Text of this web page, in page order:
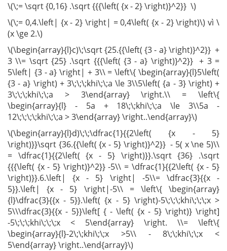
\(\;= \sqrt {0,16} .\sqrt {{{\left( {x - 2} \right)}^2}} \)
\(\;= 0,4.\left| {x - 2} \right| = 0,4\left( {x - 2} \right)\) vì \
(x \ge 2.\)
\(\begin{array}{l}c)\;\sqrt {25.{{\left( {3 - a} \right)}^2}} +
3 \\= \sqrt {25} .\sqrt {{{\left( {3 - a} \right)}^2}} + 3 =
5\left| {3 - a} \right| + 3\\ = \left\{ \begin{array}{l}5\left(
{3 - a} \right) + 3\;\;\;khi\;\;a \le 3\\5\left( {a - 3} \right) +
3\;\;\;khi\;\;a > 3\end{array} \right.\\ = \left\{
\begin{array}{l} - 5a + 18\;\;khi\;\;a \le 3\\5a -
12\;\;\;\;khi\;\;a > 3\end{array} \right..\end{array}\)
\(\begin{array}{l}d)\;\;\dfrac{1}{{2\left( {x - 5}
\right)}}\sqrt {36.{{\left( {x - 5} \right)}^2}} - 5( x \ne 5)\\
= \dfrac{1}{{2\left( {x - 5} \right)}}.\sqrt {36} .\sqrt
{{{\left( {x - 5} \right)}^2}} -5\\ = \dfrac{1}{{2\left( {x - 5}
\right)}}.6.\left| {x - 5} \right| -5\\= \dfrac{3}{{x -
5}}.\left| {x - 5} \right|-5\\ = \left\{ \begin{array}
{l}\dfrac{3}{{x - 5}}.\left( {x - 5} \right)-5\;\;\;khi\;\;\;x >
5\\\dfrac{3}{{x - 5}}\left[ { - \left( {x - 5} \right)} \right]
-5\;\;\;khi\;\;\;x < 5\end{array} \right. \\= \left\{
\begin{array}{l}-2\;\;khi\;\;x >5\\ - 8\;\;khi\;\;x <
5\end{array} \right..\end{array}\)